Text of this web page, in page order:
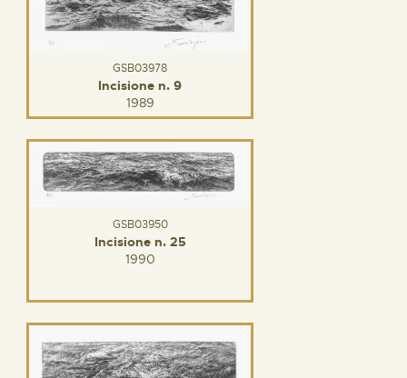
GSB03978
Incisione n. 9
1989
GSB03950
Incisione n. 25
1990